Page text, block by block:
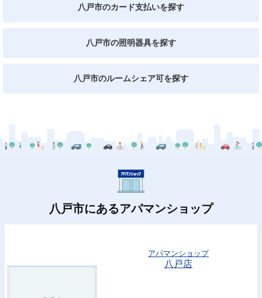
八戸市のカード支払いを探す
八戸市の照明器具を探す
八戸市のルームシェア可を探す
八戸市にあるアパマンショップ
アパマンショップ
八戸店